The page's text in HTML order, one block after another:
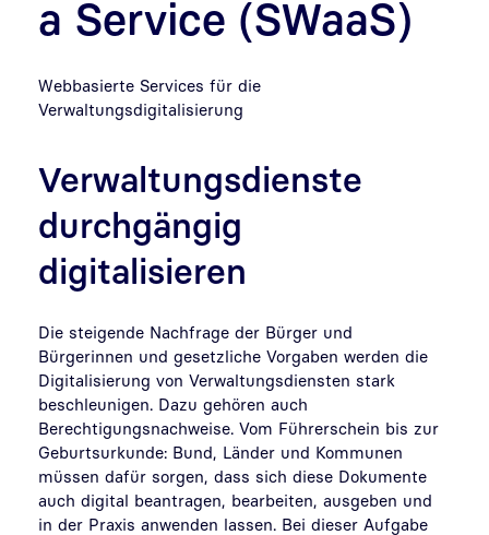
a Service (SWaaS)
Webbasierte Services für die
Verwaltungsdigitalisierung
Verwaltungsdienste
durchgängig
digitalisieren
Die steigende Nachfrage der Bürger und
Bürgerinnen und gesetzliche Vorgaben werden die
Digitalisierung von Verwaltungsdiensten stark
beschleunigen. Dazu gehören auch
Berechtigungsnachweise. Vom Führerschein bis zur
Geburtsurkunde: Bund, Länder und Kommunen
müssen dafür sorgen, dass sich diese Dokumente
auch digital beantragen, bearbeiten, ausgeben und
in der Praxis anwenden lassen. Bei dieser Aufgabe